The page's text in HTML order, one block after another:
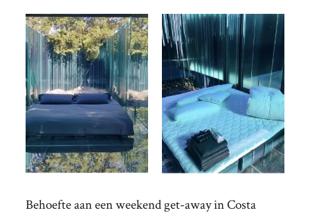
Behoefte aan een weekend get-away in Costa